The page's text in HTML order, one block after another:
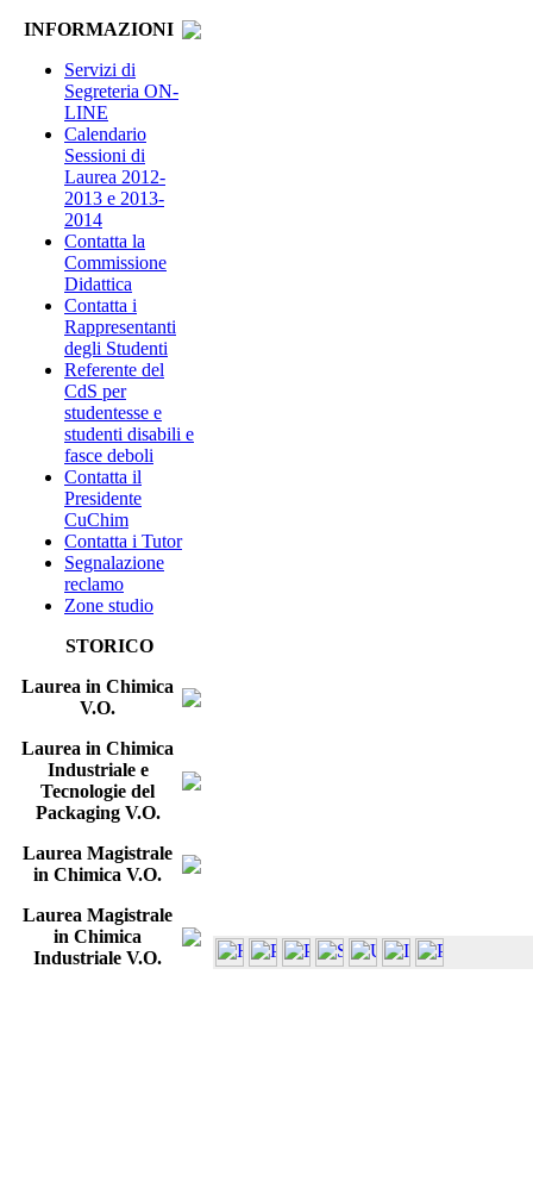
INFORMAZIONI
Servizi di
Segreteria ON-
LINE
Calendario
Sessioni di
Laurea 2012-
2013 e 2013-
2014
Contatta la
Commissione
Didattica
Contatta i
Rappresentanti
degli Studenti
Referente del
CdS per
studentesse e
studenti disabili e
fasce deboli
Contatta il
Presidente
CuChim
Contatta i Tutor
Segnalazione
reclamo
Zone studio
STORICO
Laurea in Chimica
V.O.
Laurea in Chimica
Industriale e
Tecnologie del
Packaging V.O.
Laurea Magistrale
in Chimica V.O.
Laurea Magistrale
in Chimica
Industriale V.O.